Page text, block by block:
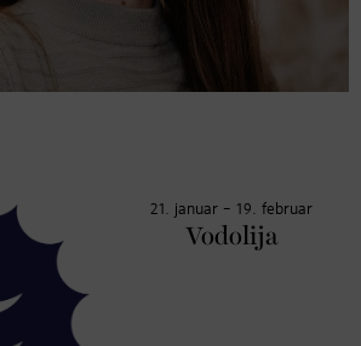
21. januar – 19. februar
Vodolija